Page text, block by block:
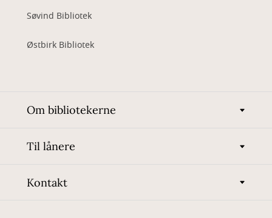
Søvind Bibliotek
Østbirk Bibliotek
Om bibliotekerne
Til lånere
Kontakt